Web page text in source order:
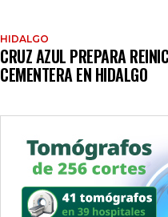
HIDALGO
CRUZ AZUL PREPARA
CEMENTERA EN HIDALGO